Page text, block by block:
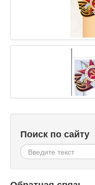
Поиск по сайту